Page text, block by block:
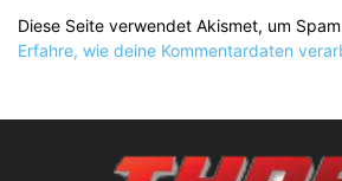
Diese Seite verwendet Akismet, um
Erfahre, wie deine Kommentardaten